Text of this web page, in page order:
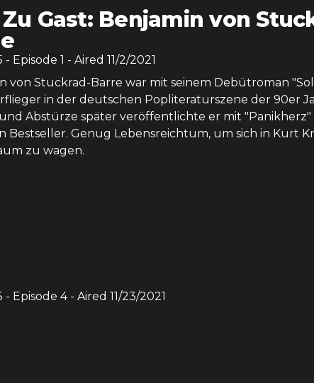
Zu Gast: Benjamin von
- Episode 1 - Aired 11/2/2021
von Stuckrad-Barre war mit seinem Debütroman
in der deutschen Popliteraturszene der 90er
Abstürze später veröffentlichte er mit "Panikherz"
Bestseller. Genug Lebensreichtum, um sich in Kurt
zu wagen.
- Episode 4- Aired 11/23/2021